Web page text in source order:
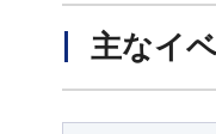
主なイ